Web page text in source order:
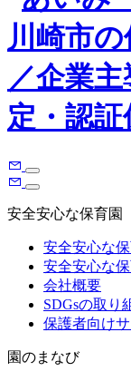
安全安心な保育園
安全安心な
安全安心な
会社概要
SDGsの取り
保護者向け
園のまなび